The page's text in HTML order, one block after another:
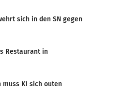
sich in den SN gegen
Restaurant in
muss KI sich outen